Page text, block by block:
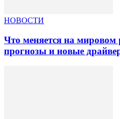
НОВОСТИ
Что меняется на
прогнозы и новые